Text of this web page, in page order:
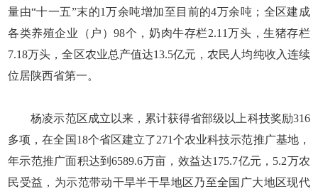
量由“十一五”末的1万余吨增加至目前的4万余吨；全区建成
各类养殖企业（户）98个，奶肉牛存栏2.11万头，生猪存栏
7.18万头，全区农业总产值达13.5亿元，农民人均纯收入连续
位居陕西省第一。
杨凌示范区成立以来，累计获得省部级以上科技奖励316
多项，在全国18个省区建立了271个农业科技示范推广基地，
年示范推广面积达到6589.6万亩，效益达175.7亿元，5.2万农
民受益，为示范带动干旱半干旱地区乃至全国广大地区现代